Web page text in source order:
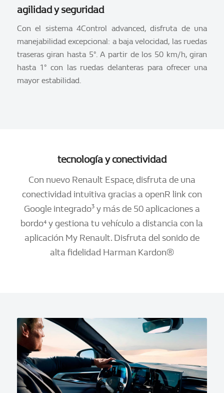
agilidad y seguridad
Con el sistema 4Control advanced, disfruta de una
manejabilidad excepcional: a baja velocidad, las ruedas
traseras giran hasta 5°. A partir de los 50 km/h, giran
hasta 1° con las ruedas delanteras para ofrecer una
mayor estabilidad.
tecnología y conectividad
Con nuevo Renault Espace, disfruta de una
conectividad intuitiva gracias a openR link con
Google integrado³ y más de 50 aplicaciones a
bordo⁴ y gestiona tu vehículo a distancia con la
aplicación My Renault. Disfruta del sonido de
alta fidelidad Harman Kardon®